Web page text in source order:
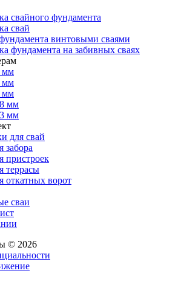
свайного фундамента
свай
винтовыми сваями
фундамента на забивных сваях
мм
мм
мм
мм
мм
для свай
забора
пристроек
террасы
откатных ворот
сваи
© 2026